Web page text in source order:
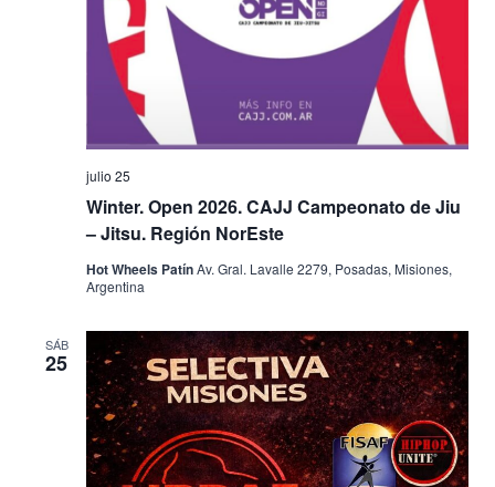
Winter. Open 2026. CAJJ Campeonato de Jiu
– Jitsu. Región NorEste
julio 25
Hot Wheels PatínAv. Gral. Lavalle 2279, Posadas, Misiones,
Argentina
SÁB
25